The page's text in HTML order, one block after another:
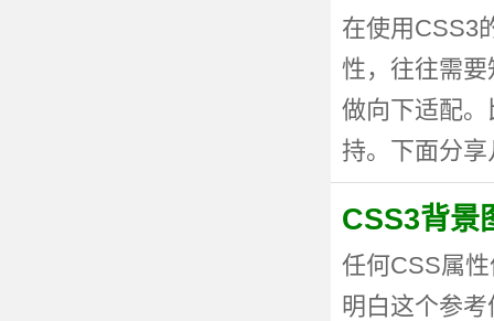
在使用CSS3
性，往往需
做向下适配
持。下面分
CSS3背景
任何CSS属
明白这个参